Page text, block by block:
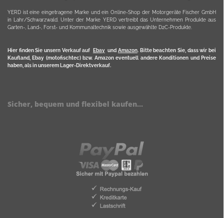
YERD ist eine eingetragene Marke und ein Online-Shop der Motorgeräte Fischer GmbH
in Lahr/Schwarzwald. Unter der Marke YERD vertreibt das Unternehmen Produkte aus
Garten-, Land-, Forst- und Kommunaltechnik sowie ausgewählte D2C-Produkte.
Hier finden Sie unsern Verkauf auf Ebayund Amazon. Bitte beachten Sie, dass wir bei
Kaufland, Ebay (motofischtec) bzw. Amazon eventuell andere Konditionen und Preise
haben, als in unserem Lager-Direktverkauf.
Sicher, bequem und flexibel kaufen...